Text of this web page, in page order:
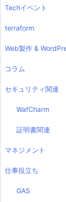
Techイベント
terraform
Web製作 &
コラム
セキュリティ関連
WafCharm
証明書関連
マネジメント
仕事役立ち
GAS